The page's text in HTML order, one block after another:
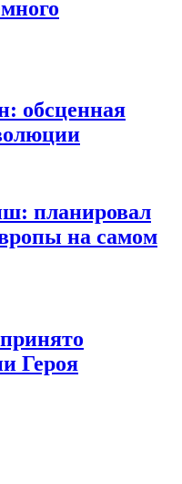
обсценная
планировал
на самом
Героя